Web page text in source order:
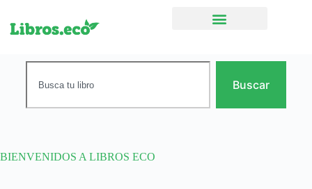
Buscar
BIENVENIDOS A LIBROS ECO